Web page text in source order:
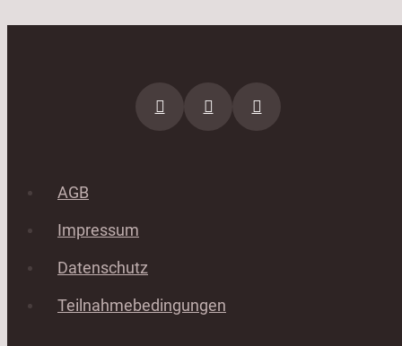
AGB
Impressum
Datenschutz
Teilnahmebedingungen